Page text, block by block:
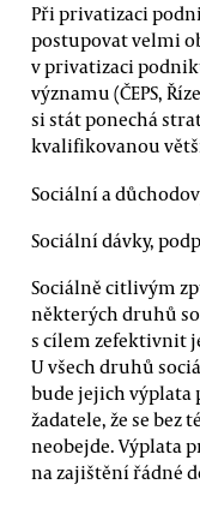
Při privatizaci
postupovat velmi
v privatizaci
významu (ČEPS,
si stát ponechá
kvalifikovanou
Sociální a
Sociální dávky,
Sociálně citlivým
některých druhů
s cílem zefektivnit
U všech druhů
bude jejich výplata
žadatele, že se bez
neobejde. Výplata
na zajištění řádné